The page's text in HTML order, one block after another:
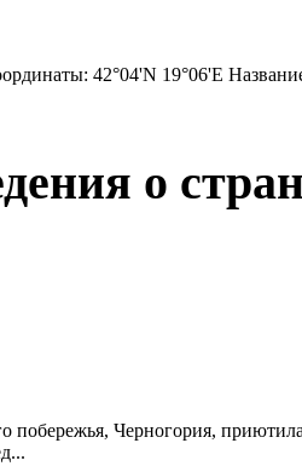
42°04'N 19°06'E
о
Черногория,